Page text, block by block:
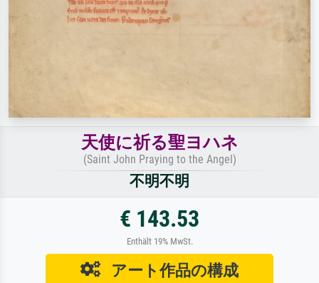
天使に祈る聖ヨハネ
(Saint John Praying to the Angel)
不明不明
€ 143.53
Enthält 19% MwSt.
アート作品の構成